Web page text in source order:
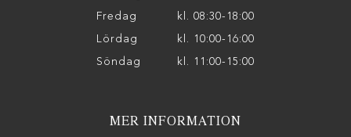
Fredag kl. 08:30-18:00
Lördag kl. 10:00-16:00
Söndag kl. 11:00-15:00
MER INFORMATION